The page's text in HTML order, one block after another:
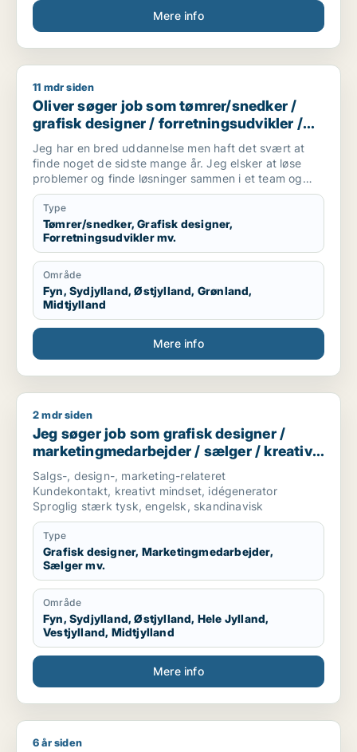
Mere info
Oliver søger job som tømrer/snedker / grafisk designer /
11 mdr siden
Oliver søger job som tømrer/snedker /
grafisk designer / forretningsudvikler /
kreativ medarbejder / driftsleder
Jeg har en bred uddannelse men haft det svært at
finde noget de sidste mange år. Jeg elsker at løse
problemer og finde løsninger sammen i et team og
alene.
Jeg er akademisk men også hands on (ingeniør og
snedker). Jeg har laved forskellige tømre arbejde
privat, arbejder forskellige produktions virksomheder,
kan bruge mine hænder, læse og laver tekniske
tegninger. Godt til at skitsere ideer, visualiserer,
kommunikation i 7 sproget. Elsker at hjælpe og lede
mennesker. Innovation eller prototype udvikling fra
Idee til produktion er interessant hvor man også skal
bruger sine hænder. Nye tekknologier some AI/KI.
Internationale virksomheder.
Type
Tømrer/snedker, Grafisk designer,
Forretningsudvikler mv.
Område
Fyn, Sydjylland, Østjylland, Grønland,
Midtjylland
Mere info
Jeg søger job som grafisk designer /
2 mdr siden
Jeg søger job som grafisk designer /
marketingmedarbejder / sælger / kreativ
medarbejder / produktspecialist
Salgs-, design-, marketing-relateret
Kundekontakt, kreativt mindset, idégenerator
Sproglig stærk tysk, engelsk, skandinavisk
Type
Grafisk designer, Marketingmedarbejder,
Sælger mv.
Område
Fyn, Sydjylland, Østjylland, Hele Jylland,
Vestjylland, Midtjylland
Mere info
Christina søger job som grafisk designer /
6 år siden